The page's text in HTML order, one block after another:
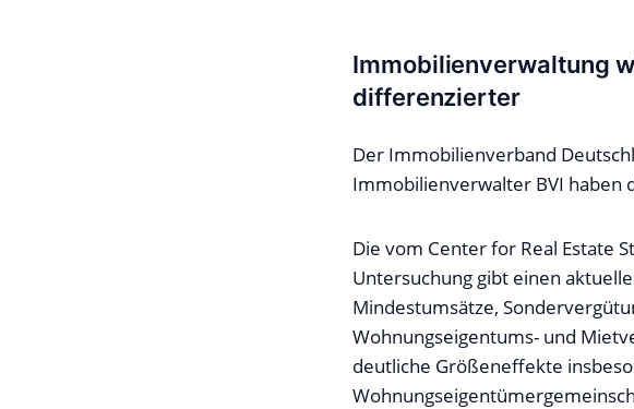
Immobilienverwaltung
differenzierter
Der Immobilienverband
Immobilienverwalter BVI haben
Die vom Center for Real Estate
Untersuchung gibt einen
Mindestumsätze,
Wohnungseigentums- und
deutliche Größeneffekte